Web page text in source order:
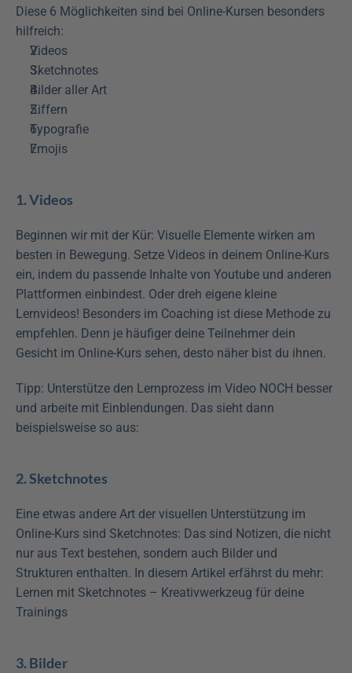
Diese 6 Möglichkeiten sind bei Online-Kursen besonders
hilfreich:
Videos
Sketchnotes
Bilder aller Art
Ziffern
Typografie
Emojis
1. Videos
Beginnen wir mit der Kür: Visuelle Elemente wirken am
besten in Bewegung. Setze Videos in deinem Online-Kurs
ein, indem du passende Inhalte von Youtube und anderen
Plattformen einbindest. Oder dreh eigene kleine
Lernvideos! Besonders im Coaching ist diese Methode zu
empfehlen. Denn je häufiger deine Teilnehmer dein
Gesicht im Online-Kurs sehen, desto näher bist du ihnen.
Tipp: Unterstütze den Lernprozess im Video NOCH besser
und arbeite mit Einblendungen. Das sieht dann
beispielsweise so aus:
2. Sketchnotes
Eine etwas andere Art der visuellen Unterstützung im
Online-Kurs sind Sketchnotes: Das sind Notizen, die nicht
nur aus Text bestehen, sondern auch Bilder und
Strukturen enthalten. In diesem Artikel erfährst du mehr:
Lernen mit Sketchnotes – Kreativwerkzeug für deine
Trainings
3. Bilder